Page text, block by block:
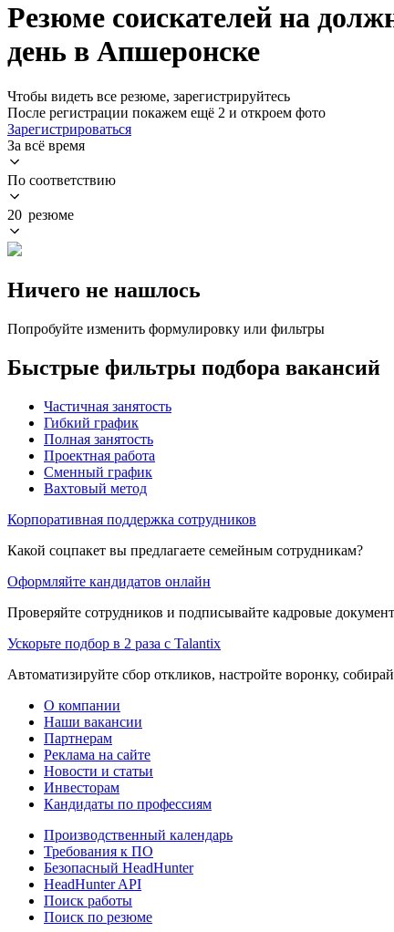
Резюме соискателей на
день в Апшеронске
Чтобы видеть все резюме, зарегистрируйтесь
После регистрации покажем ещё 2 и откроем фото
Зарегистрироваться
За всё время
По соответствию
20 резюме
Ничего не нашлось
Попробуйте изменить формулировку или фильтры
Быстрые фильтры подбора вакансий
Частичная занятость
Гибкий график
Полная занятость
Проектная работа
Сменный график
Вахтовый метод
Корпоративная поддержка сотрудников
Какой соцпакет вы предлагаете семейным сотрудникам?
Оформляйте кандидатов онлайн
Проверяйте сотрудников и подписывайте кадровые
Ускорьте подбор в 2 раза с Talantix
Автоматизируйте сбор откликов, настройте воронку,
О компании
Наши вакансии
Партнерам
Реклама на сайте
Новости и статьи
Инвесторам
Кандидаты по профессиям
Производственный календарь
Требования к ПО
Безопасный HeadHunter
HeadHunter API
Поиск работы
Поиск по резюме